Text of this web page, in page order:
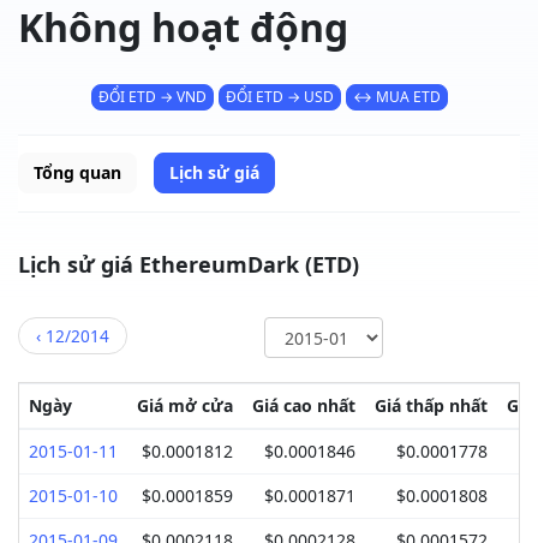
Không hoạt động
ĐỔI ETD → VND ĐỔI ETD → USD ↔ MUA ETD
Tổng quan Lịch sử giá
Lịch sử giá EthereumDark (ETD)
‹ 12/2014
Ngày Giá mở cửa Giá cao nhất Giá thấp nhất
2015-01-11
$0.0001812 $0.0001846 $0.0001778
2015-01-10
$0.0001859 $0.0001871 $0.0001808